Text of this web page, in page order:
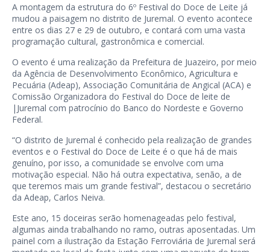
A montagem da estrutura do 6º Festival do Doce de Leite já
mudou a paisagem no distrito de Juremal. O evento acontece
entre os dias 27 e 29 de outubro, e contará com uma vasta
programação cultural, gastronômica e comercial.
O evento é uma realização da Prefeitura de Juazeiro, por meio
da Agência de Desenvolvimento Econômico, Agricultura e
Pecuária (Adeap), Associação Comunitária de Angical (ACA) e
Comissão Organizadora do Festival do Doce de leite de
|Juremal com patrocínio do Banco do Nordeste e Governo
Federal.
“O distrito de Juremal é conhecido pela realização de grandes
eventos e o Festival do Doce de Leite é o que há de mais
genuíno, por isso, a comunidade se envolve com uma
motivação especial. Não há outra expectativa, senão, a de
que teremos mais um grande festival”, destacou o secretário
da Adeap, Carlos Neiva.
Este ano, 15 doceiras serão homenageadas pelo festival,
algumas ainda trabalhando no ramo, outras aposentadas. Um
painel com a ilustração da Estação Ferroviária de Juremal será